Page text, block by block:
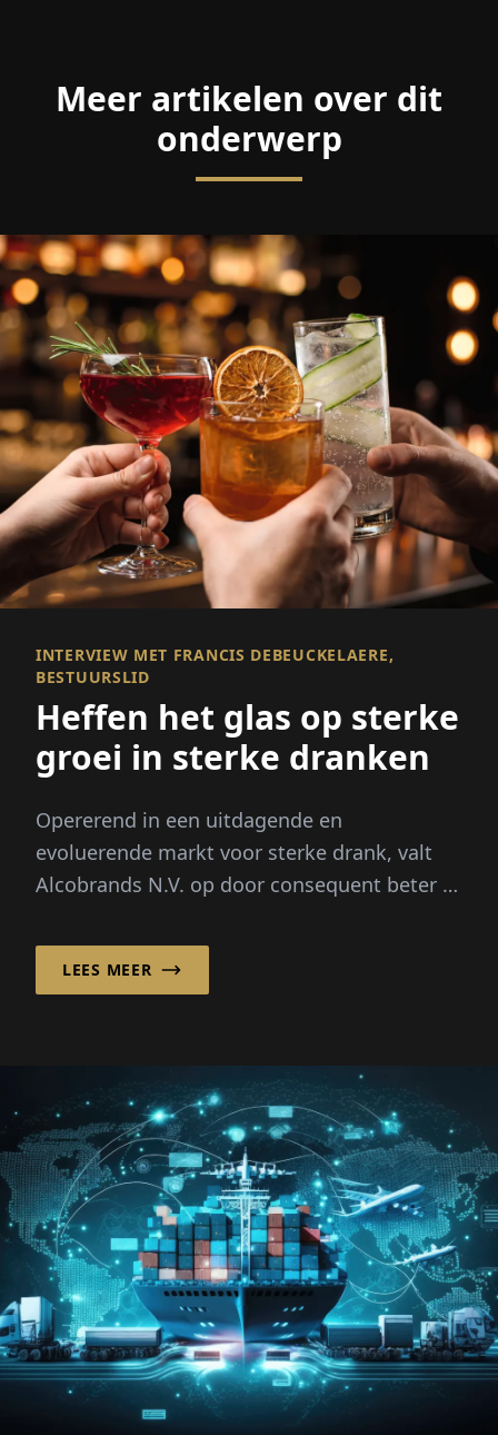
Meer artikelen over dit
onderwerp
INTERVIEW MET FRANCIS DEBEUCKELAERE,
BESTUURSLID
Heffen het glas op sterke
groei in sterke dranken
Opererend in een uitdagende en
evoluerende markt voor sterke drank, valt
Alcobrands N.V. op door consequent beter te
LEES MEER